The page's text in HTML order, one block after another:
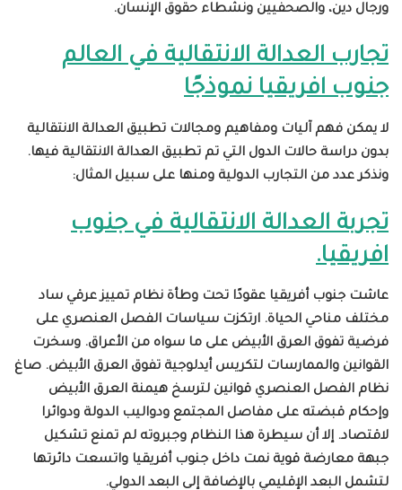
ورجال دين، والصحفيين ونشطاء حقوق الإنسان.
تجارب العدالة الانتقالية في العالم
جنوب افريقيا نموذجًا
لا يمكن فهم آليات ومفاهيم ومجالات تطبيق العدالة الانتقالية
بدون دراسة حالات الدول التي تم تطبيق العدالة الانتقالية فيها.
ونذكر عدد من التجارب الدولية ومنها على سبيل المثال:
تجربة العدالة الانتقالية في جنوب
افريقيا.
عاشت جنوب أفريقيا عقودًا تحت وطأة نظام تمييز عرقي ساد
مختلف مناحي الحياة. ارتكزت سياسات الفصل العنصري على
فرضية تفوق العرق الأبيض على ما سواه من الأعراق. وسخرت
القوانين والممارسات لتكريس أيدلوجية تفوق العرق الأبيض. صاغ
نظام الفصل العنصري قوانين لترسخ هيمنة العرق الأبيض
وإحكام قبضته على مفاصل المجتمع ودواليب الدولة ودوائرا
لاقتصاد. إلا أن سيطرة هذا النظام وجبروته لم تمنع تشكيل
جبهة معارضة قوية نمت داخل جنوب أفريقيا واتسعت دائرتها
لتشمل البعد الإقليمي بالإضافة إلى البعد الدولي.